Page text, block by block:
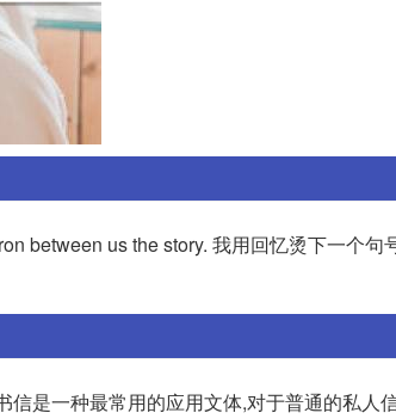
between us the story. 我用回忆烫下一个句
是一种最常用的应用文体,对于普通的私人